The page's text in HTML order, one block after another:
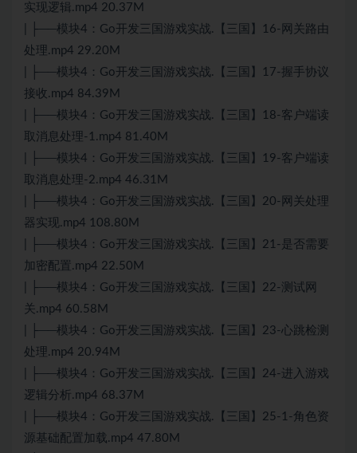
实现逻辑.mp4 20.37M
| ├──模块4：Go开发三国游戏实战.【三国】16-网关路由
处理.mp4 29.20M
| ├──模块4：Go开发三国游戏实战.【三国】17-握手协议
接收.mp4 84.39M
| ├──模块4：Go开发三国游戏实战.【三国】18-客户端读
取消息处理-1.mp4 81.40M
| ├──模块4：Go开发三国游戏实战.【三国】19-客户端读
取消息处理-2.mp4 46.31M
| ├──模块4：Go开发三国游戏实战.【三国】20-网关处理
器实现.mp4 108.80M
| ├──模块4：Go开发三国游戏实战.【三国】21-是否需要
加密配置.mp4 22.50M
| ├──模块4：Go开发三国游戏实战.【三国】22-测试网
关.mp4 60.58M
| ├──模块4：Go开发三国游戏实战.【三国】23-心跳检测
处理.mp4 20.94M
| ├──模块4：Go开发三国游戏实战.【三国】24-进入游戏
逻辑分析.mp4 68.37M
| ├──模块4：Go开发三国游戏实战.【三国】25-1-角色资
源基础配置加载.mp4 47.80M